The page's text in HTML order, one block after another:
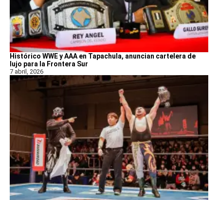
Histórico WWE y AAA en Tapachula, anuncian cartelera de
lujo para la Frontera Sur
7 abril, 2026